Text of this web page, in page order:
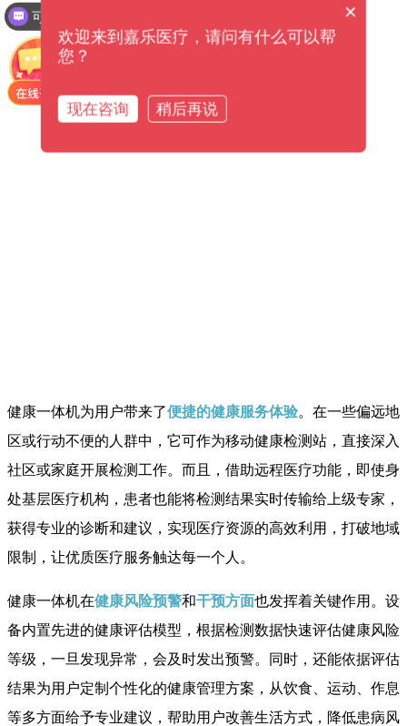
健康一体机为用户带来了便捷的健康服务体验。在一些偏远地
区或行动不便的人群中，它可作为移动健康检测站，直接深入
社区或家庭开展检测工作。而且，借助远程医疗功能，即使身
处基层医疗机构，患者也能将检测结果实时传输给上级专家，
获得专业的诊断和建议，实现医疗资源的高效利用，打破地域
限制，让优质医疗服务触达每一个人。
健康一体机在健康风险预警和干预方面也发挥着关键作用。设
备内置先进的健康评估模型，根据检测数据快速评估健康风险
等级，一旦发现异常，会及时发出预警。同时，还能依据评估
结果为用户定制个性化的健康管理方案，从饮食、运动、作息
等多方面给予专业建议，帮助用户改善生活方式，降低患病风
×
欢迎来到嘉乐医疗，请问有什么可以帮
您？
现在咨询 稍后再说